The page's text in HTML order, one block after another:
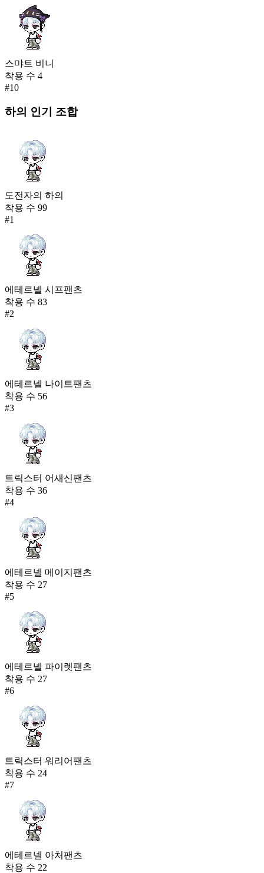
스먀트 비니
착용 수 4
#10
하의 인기 조합
도전자의 하의
착용 수 99
#1
에테르넬 시프팬츠
착용 수 83
#2
에테르넬 나이트팬츠
착용 수 56
#3
트릭스터 어새신팬츠
착용 수 36
#4
에테르넬 메이지팬츠
착용 수 27
#5
에테르넬 파이렛팬츠
착용 수 27
#6
트릭스터 워리어팬츠
착용 수 24
#7
에테르넬 아처팬츠
착용 수 22